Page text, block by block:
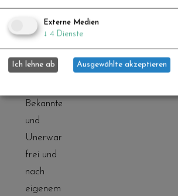
am Real
Book zu
orientieren,
interpretiert
Bekanntes
und
Unerwartetes
frei und
nach
eigenem
Externe Medien
↓ 4 Dienste
Ich lehne ab Ausgewählte akzeptieren